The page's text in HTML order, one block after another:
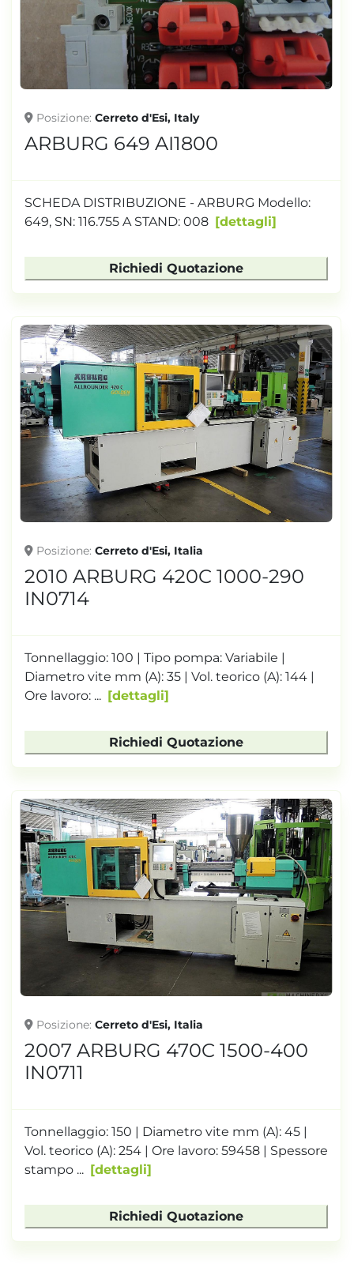
TONNELLAGGIO
Posizione Cerreto d'Esi, Italy
ARBURG 649 AI1800
SCHEDA DISTRIBUZIONE - ARBURG Modello:
649, SN: 116.755 A STAND: 008
dettagli
Richiedi Quotazione
Posizione Cerreto d'Esi, Italia
2010 ARBURG 420C 1000-290
IN0714
Tonnellaggio: 100 | Tipo pompa: Variabile |
Diametro vite mm (A): 35 | Vol. teorico (A): 144 |
Ore lavoro: ...
dettagli
Richiedi Quotazione
Posizione Cerreto d'Esi, Italia
2007 ARBURG 470C 1500-400
IN0711
Tonnellaggio: 150 | Diametro vite mm (A): 45 |
Vol. teorico (A): 254 | Ore lavoro: 59458 | Spessore
stampo ...
dettagli
Richiedi Quotazione